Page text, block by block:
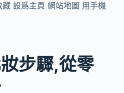
設爲主頁 網站地圖 用手機
步驟,從零